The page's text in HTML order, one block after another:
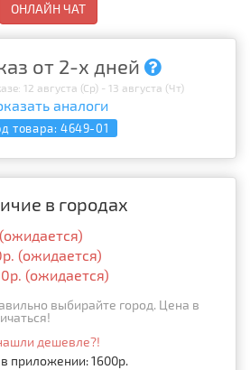
ОНЛАЙН ЧАТ
от 2-х дней
12 августа (Ср) - 13 августа (Чт)
аналоги
товара: 4649-01
в городах
(ожидается)
(ожидается)
выбирайте город. Цена в
дешевле?!
приложении: 1600р.